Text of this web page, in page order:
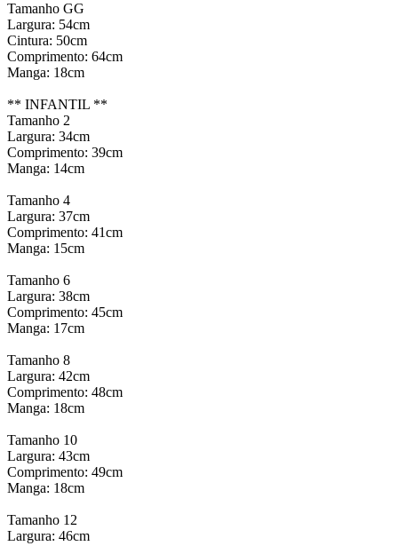
Tamanho GG
Largura: 54cm
Cintura: 50cm
Comprimento: 64cm
Manga: 18cm
** INFANTIL **
Tamanho 2
Largura: 34cm
Comprimento: 39cm
Manga: 14cm
Tamanho 4
Largura: 37cm
Comprimento: 41cm
Manga: 15cm
Tamanho 6
Largura: 38cm
Comprimento: 45cm
Manga: 17cm
Tamanho 8
Largura: 42cm
Comprimento: 48cm
Manga: 18cm
Tamanho 10
Largura: 43cm
Comprimento: 49cm
Manga: 18cm
Tamanho 12
Largura: 46cm